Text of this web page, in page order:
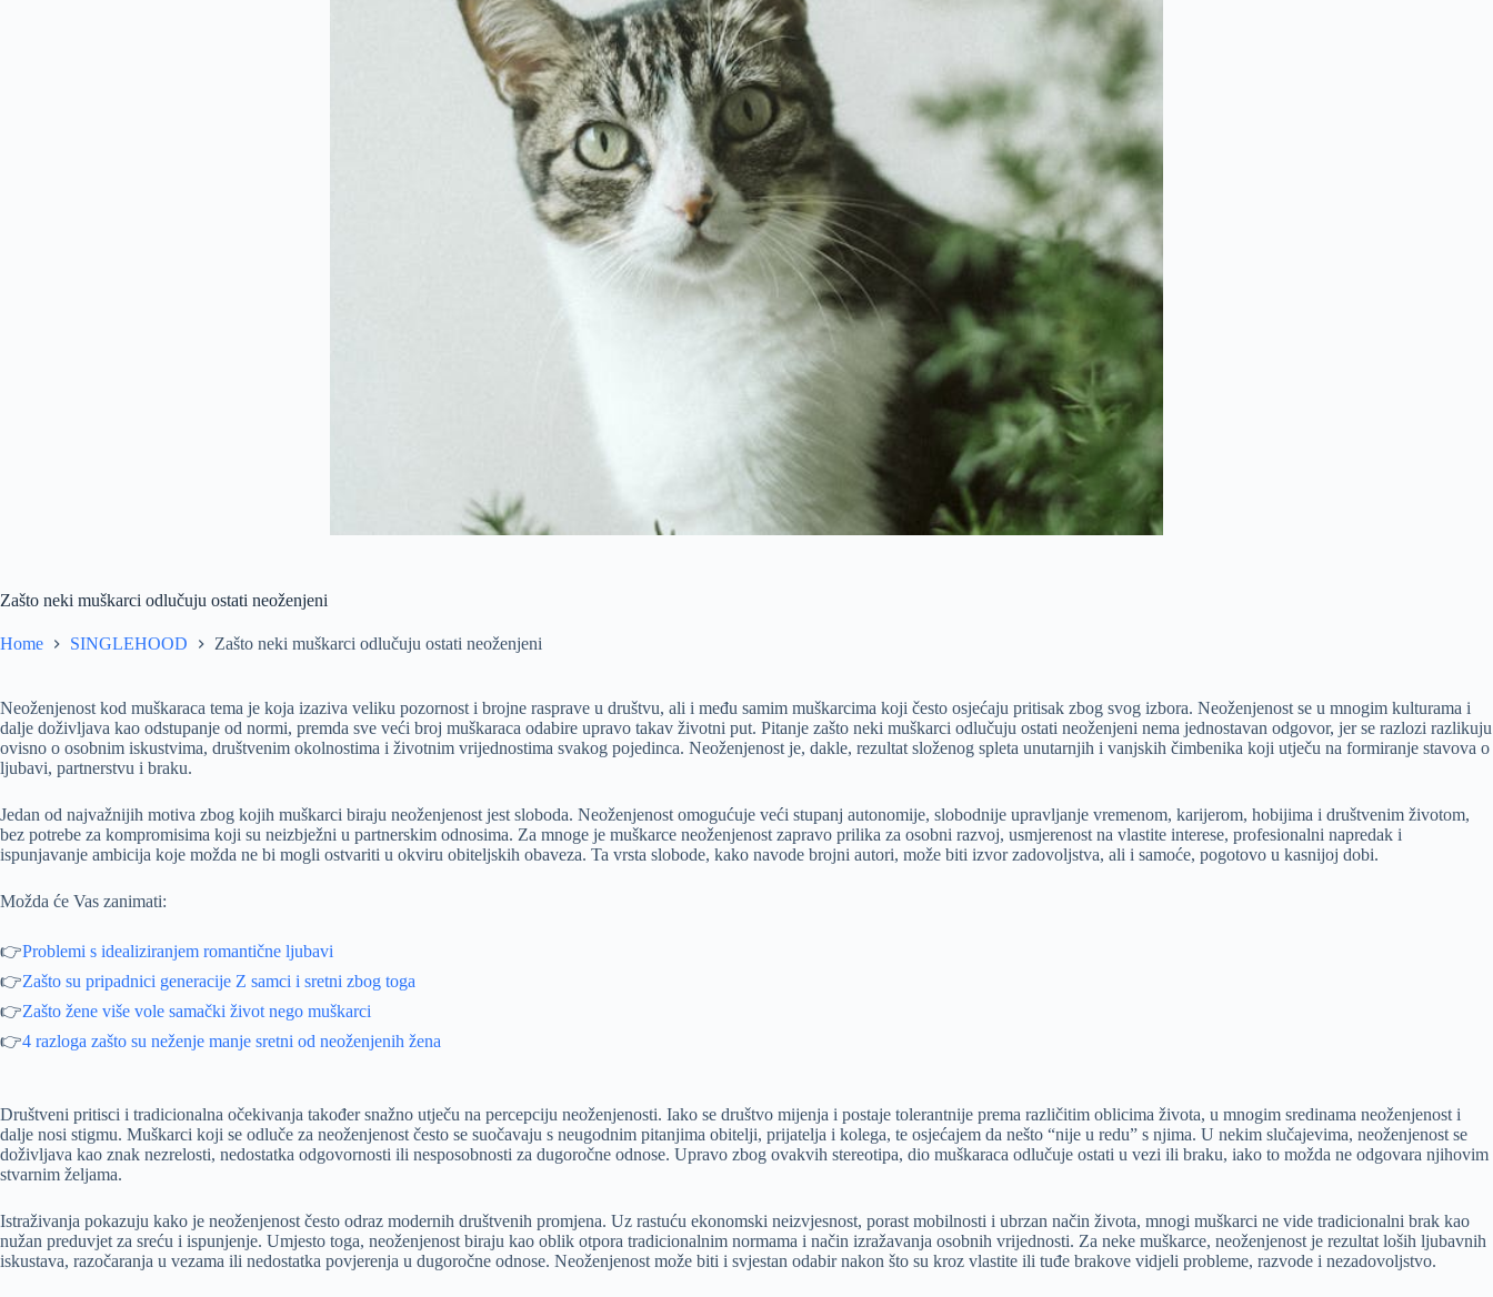
Zašto neki muškarci odlučuju ostati neoženjeni
Home SINGLEHOOD Zašto neki muškarci odlučuju ostati neoženjeni
Neoženjenost kod muškaraca tema je koja izaziva veliku pozornost i brojne rasprave u društvu, ali i među samim muškarcima koji često osjećaju pritisak zbog svog izbora. Neoženjenost se u mnogim kulturama i
dalje doživljava kao odstupanje od normi, premda sve veći broj muškaraca odabire upravo takav životni put. Pitanje zašto neki muškarci odlučuju ostati neoženjeni nema jednostavan odgovor, jer se razlozi razlikuju
ovisno o osobnim iskustvima, društvenim okolnostima i životnim vrijednostima svakog pojedinca. Neoženjenost je, dakle, rezultat složenog spleta unutarnjih i vanjskih čimbenika koji utječu na formiranje stavova o
ljubavi, partnerstvu i braku.
Jedan od najvažnijih motiva zbog kojih muškarci biraju neoženjenost jest sloboda. Neoženjenost omogućuje veći stupanj autonomije, slobodnije upravljanje vremenom, karijerom, hobijima i društvenim životom,
bez potrebe za kompromisima koji su neizbježni u partnerskim odnosima. Za mnoge je muškarce neoženjenost zapravo prilika za osobni razvoj, usmjerenost na vlastite interese, profesionalni napredak i
ispunjavanje ambicija koje možda ne bi mogli ostvariti u okviru obiteljskih obaveza. Ta vrsta slobode, kako navode brojni autori, može biti izvor zadovoljstva, ali i samoće, pogotovo u kasnijoj dobi.
Možda će Vas zanimati:
👉Problemi s idealiziranjem romantične ljubavi
👉Zašto su pripadnici generacije Z samci i sretni zbog toga
👉Zašto žene više vole samački život nego muškarci
👉4 razloga zašto su neženje manje sretni od neoženjenih žena
Društveni pritisci i tradicionalna očekivanja također snažno utječu na percepciju neoženjenosti. Iako se društvo mijenja i postaje tolerantnije prema različitim oblicima života, u mnogim sredinama neoženjenost i
dalje nosi stigmu. Muškarci koji se odluče za neoženjenost često se suočavaju s neugodnim pitanjima obitelji, prijatelja i kolega, te osjećajem da nešto “nije u redu” s njima. U nekim slučajevima, neoženjenost se
doživljava kao znak nezrelosti, nedostatka odgovornosti ili nesposobnosti za dugoročne odnose. Upravo zbog ovakvih stereotipa, dio muškaraca odlučuje ostati u vezi ili braku, iako to možda ne odgovara njihovim
stvarnim željama.
Istraživanja pokazuju kako je neoženjenost često odraz modernih društvenih promjena. Uz rastuću ekonomski neizvjesnost, porast mobilnosti i ubrzan način života, mnogi muškarci ne vide tradicionalni brak kao
nužan preduvjet za sreću i ispunjenje. Umjesto toga, neoženjenost biraju kao oblik otpora tradicionalnim normama i način izražavanja osobnih vrijednosti. Za neke muškarce, neoženjenost je rezultat loših ljubavnih
iskustava, razočaranja u vezama ili nedostatka povjerenja u dugoročne odnose. Neoženjenost može biti i svjestan odabir nakon što su kroz vlastite ili tuđe brakove vidjeli probleme, razvode i nezadovoljstvo.